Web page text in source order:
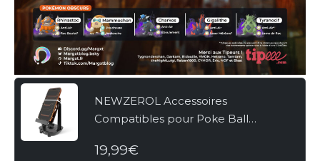
NEWZEROL Accessoires
Compatibles pour Poke Ball
Portable Pokemon Go, [Câble USB]
19,99€